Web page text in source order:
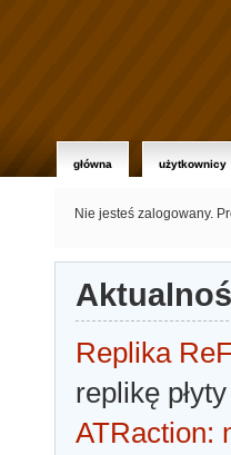
główna użytkownicy
Nie jesteś zalogowany.
Replika
replikę
ATRaction: